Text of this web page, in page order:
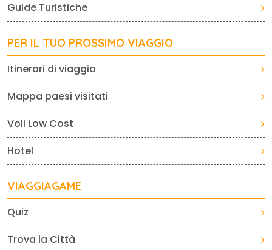
Guide Turistiche
PER IL TUO PROSSIMO VIAGGIO
Itinerari di viaggio
Mappa paesi visitati
Voli Low Cost
Hotel
VIAGGIAGAME
Quiz
Trova la Città